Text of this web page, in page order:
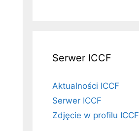
Serwer ICCF
Aktualności ICCF
Serwer ICCF
Zdjęcie w profilu ICCF